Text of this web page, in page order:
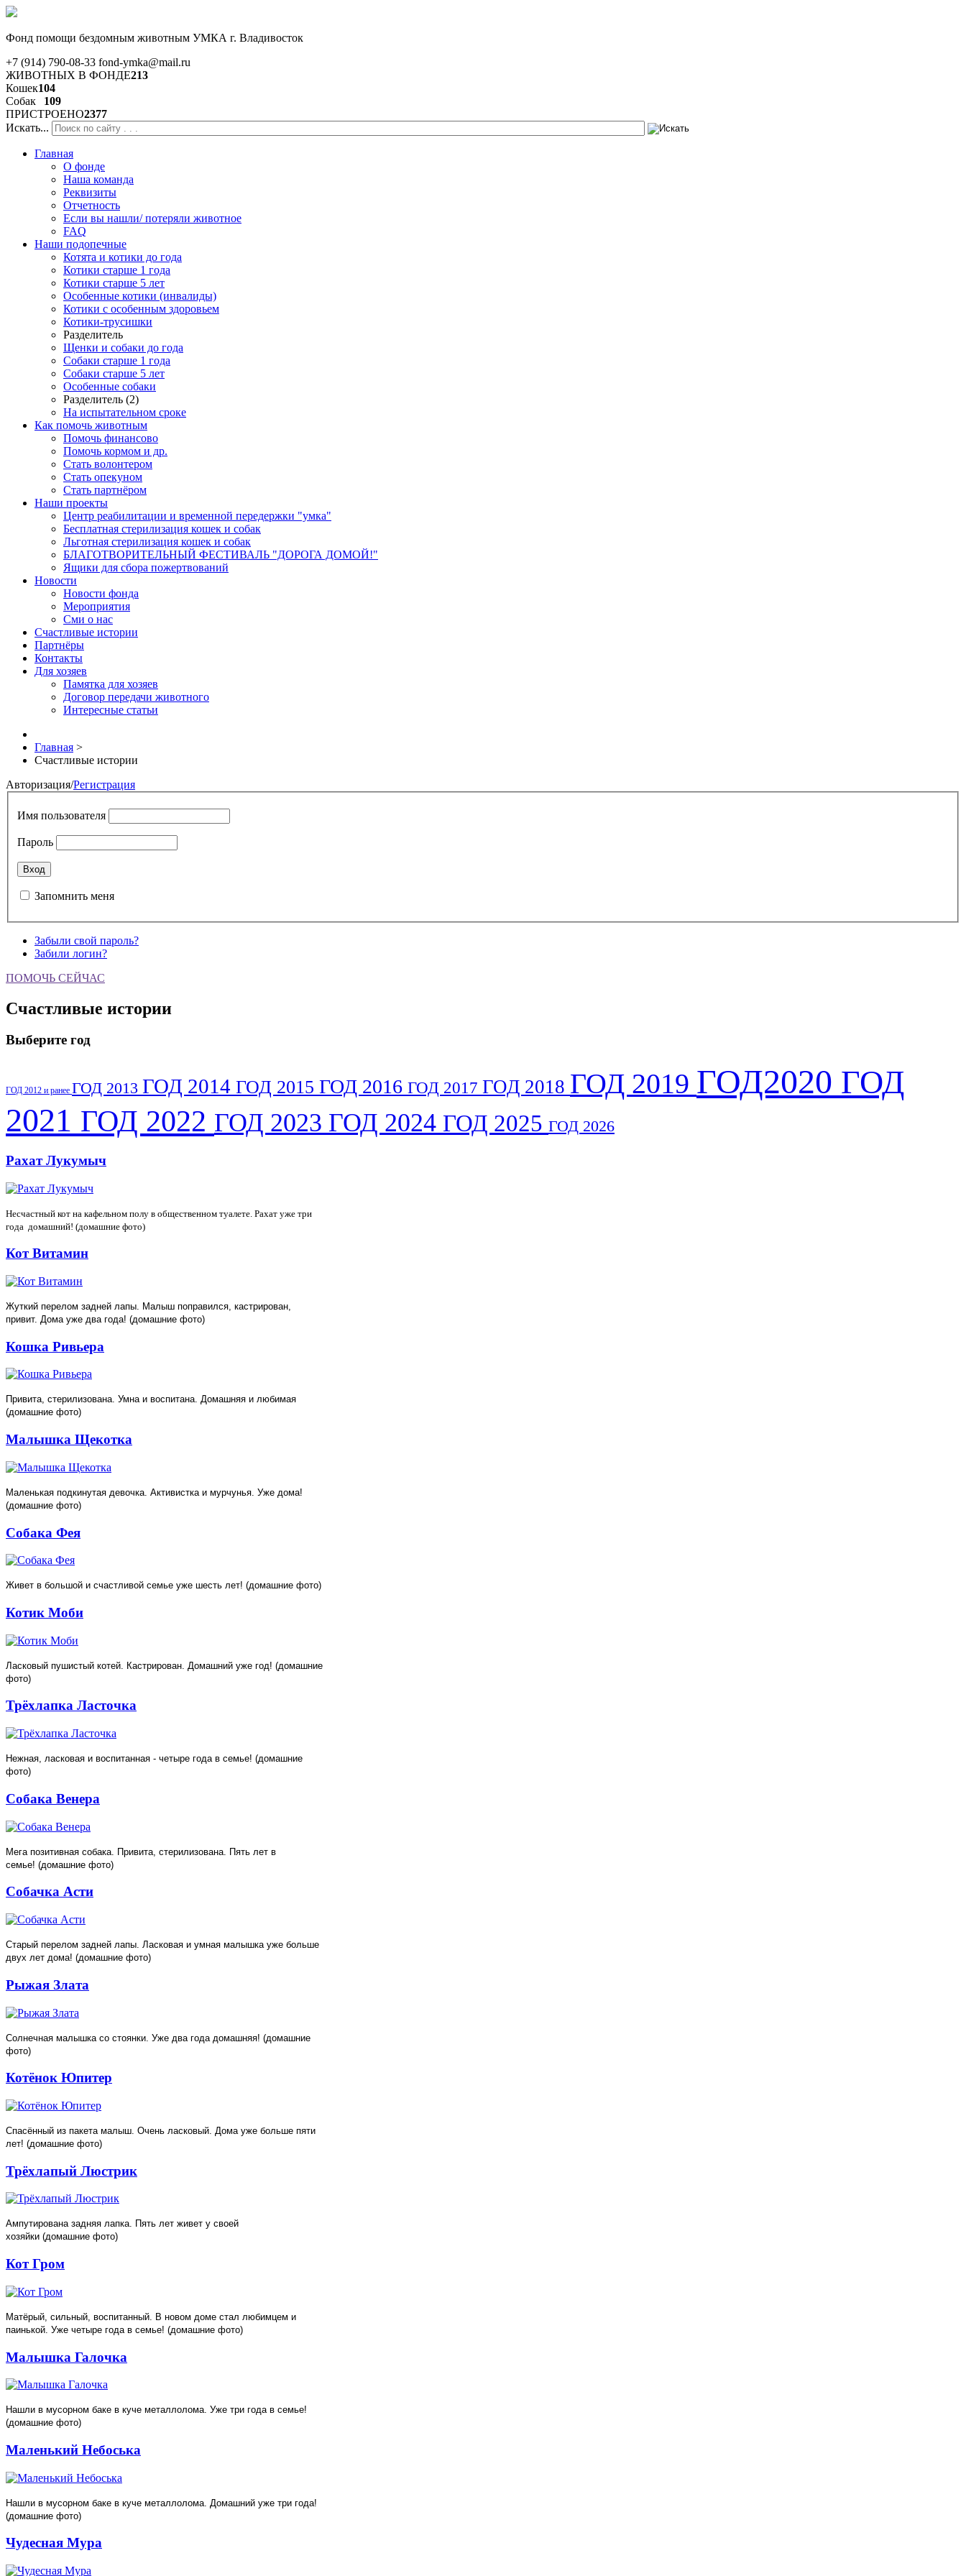
Фонд помощи бездомным животным УМКА г. Владивосток
+7 (914) 790-08-33 fond-ymka@mail.ru
ЖИВОТНЫХ В ФОНДЕ213
Кошек104
Собак
109
ПРИСТРОЕНО2377
Искать...
Главная
О фонде
Наша команда
Реквизиты
Отчетность
Если вы нашли/ потеряли животное
FAQ
Наши подопечные
Котята и котики до года
Котики старше 1 года
Котики старше 5 лет
Особенные котики (инвалиды)
Котики с особенным здоровьем
Котики-трусишки
Разделитель
Щенки и собаки до года
Собаки старше 1 года
Собаки старше 5 лет
Особенные собаки
Разделитель (2)
На испытательном сроке
Как помочь животным
Помочь финансово
Помочь кормом и др.
Стать волонтером
Стать опекуном
Стать партнёром
Наши проекты
Центр реабилитации и временной передержки "умка"
Бесплатная стерилизация кошек и собак
Льготная стерилизация кошек и собак
БЛАГОТВОРИТЕЛЬНЫЙ ФЕСТИВАЛЬ "ДОРОГА ДОМОЙ!"
Ящики для сбора пожертвований
Новости
Новости фонда
Мероприятия
Сми о нас
Счастливые истории
Партнёры
Контакты
Для хозяев
Памятка для хозяев
Договор передачи животного
Интересные статьи
Главная >
Счастливые истории
Авторизация/Регистрация
Имя пользователя
Пароль
Запомнить меня
Забыли свой пароль?
Забили логин?
ПОМОЧЬ СЕЙЧАС
Счастливые истории
Выберите год
ГОД 2012 и ранее ГОД 2013 ГОД 2014 ГОД 2015 ГОД 2016 ГОД 2017 ГОД 2018 ГОД 2019 ГОД2020 ГОД
2021 ГОД 2022 ГОД 2023 ГОД 2024 ГОД 2025 ГОД 2026
Рахат Лукумыч
Несчастный кот на кафельном полу в общественном туалете. Рахат уже три
года домашний! (домашние фото)
Кот Витамин
Жуткий перелом задней лапы. Малыш поправился, кастрирован,
привит. Дома уже два года! (домашние фото)
Кошка Ривьера
Привита, стерилизована. Умна и воспитана. Домашняя и любимая
(домашние фото)
Малышка Щекотка
Маленькая подкинутая девочка. Активистка и мурчунья. Уже дома!
(домашние фото)
Собака Фея
Живет в большой и счастливой семье уже шесть лет! (домашние фото)
Котик Моби
Ласковый пушистый котей. Кастрирован. Домашний уже год! (домашние
фото)
Трёхлапка Ласточка
Нежная, ласковая и воспитанная - четыре года в семье! (домашние
фото)
Собака Венера
Мега позитивная собака. Привита, стерилизована. Пять лет в
семье! (домашние фото)
Собачка Асти
Старый перелом задней лапы. Ласковая и умная малышка уже больше
двух лет дома! (домашние фото)
Рыжая Злата
Солнечная малышка со стоянки. Уже два года домашняя! (домашние
фото)
Котёнок Юпитер
Спасённый из пакета малыш. Очень ласковый. Дома уже больше пяти
лет! (домашние фото)
Трёхлапый Люстрик
Ампутирована задняя лапка. Пять лет живет у своей
хозяйки (домашние фото)
Кот Гром
Матёрый, сильный, воспитанный. В новом доме стал любимцем и
паинькой. Уже четыре года в семье! (домашние фото)
Малышка Галочка
Нашли в мусорном баке в куче металлолома. Уже три года в семье!
(домашние фото)
Маленький Небоська
Нашли в мусорном баке в куче металлолома. Домашний уже три года!
(домашние фото)
Чудесная Мура